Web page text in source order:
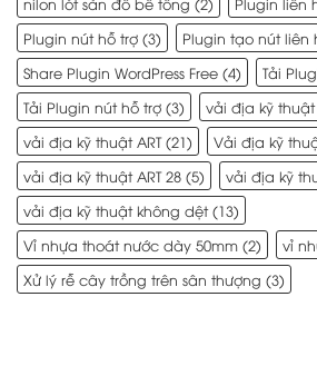
Plugin nút hỗ trợ (3) Plugin tạo nút liên
Share Plugin WordPress Free (4) Tải
Tải Plugin nút hỗ trợ (3) vải địa kỹ thuật
vải địa kỹ thuật ART(21) Vải địa kỹ
vải địa kỹ thuật ART 28 (5) vải địa kỹ
vải địa kỹ thuật không dệt(13)
Vỉ nhựa thoát nước dày 50mm (2) vỉ
Xử lý rễ cây trồng trên sân thượng (3)